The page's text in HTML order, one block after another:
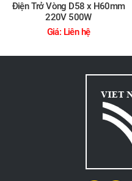
Điện Trở Vòng D58 x H60mm
220V 500W
Giá: Liên hệ